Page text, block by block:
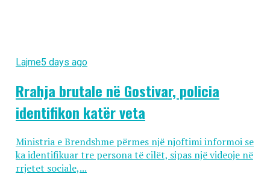
Lajme5 days ago
Rrahja brutale në Gostivar, policia
identifikon katër veta
Ministria e Brendshme përmes një njoftimi informoi se
ka identifikuar tre persona të cilët, sipas një videoje në
rrjetet sociale,...